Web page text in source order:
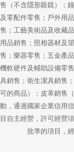
售（不含隱形眼鏡）；
及零配件零售；戶外用
售；工藝美術品及收藏
用品銷售；照相器材及
售；樂器零售；五金產
機軟硬件及輔助設備零
具銷售；衛生潔具銷售
可的商品）；皮革銷售
動，通過國家企業信用
目自主經營，許可經營
批準的項目，